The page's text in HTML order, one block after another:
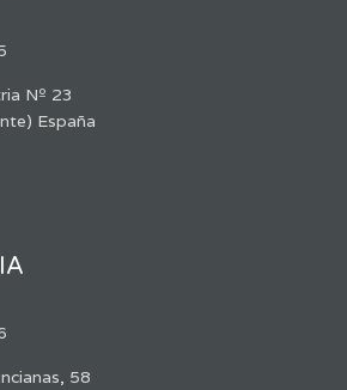
Nº 23
España
58